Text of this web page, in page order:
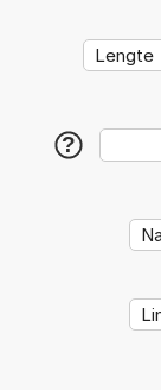
?